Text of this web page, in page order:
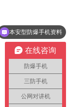
在线咨询
防爆手机
三防手机
公网对讲机
本安型防爆手机资料